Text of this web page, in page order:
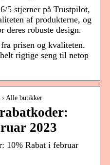
5 stjerner på Trustpilot,
af produkterne, og
deres robuste design.
prisen og kvaliteten.
rigtige seng til netop
› Alle butikker
2023
10% Rabat i februar